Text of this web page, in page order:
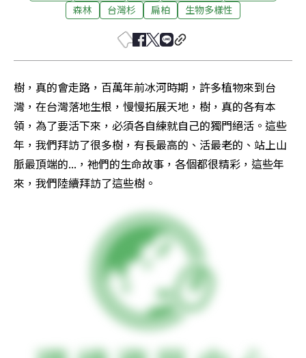
森林
台灣杉 扁柏 生物多樣性
樹，真的會走路，百萬年前冰河時期，許多植物來到台
灣，在台灣落地生根，慢慢拓展天地，樹，真的各有本
領，為了要活下來，必須各自練就自己的獨門絕活。這些
年，我們拜訪了很多樹，有長最高的、活最老的、站上山
脈最頂端的...，祂們的生命故事，各個都很精彩，這些年
來，我們陸續拜訪了這些樹。